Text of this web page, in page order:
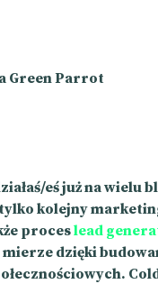
Green Parrot
eś już na wielu
kolejny
proceslead
mierze dzięki